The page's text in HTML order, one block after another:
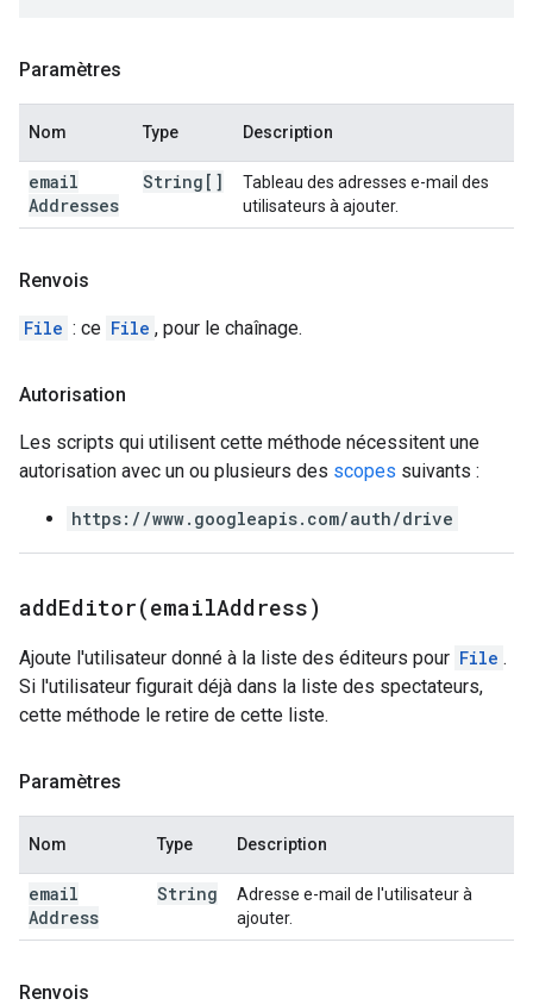
Paramètres
Nom Type Description
email
Addresses
String[]
Tableau des adresses e-mail des
utilisateurs à ajouter.
Renvois
File : ce File , pour le chaînage.
Autorisation
Les scripts qui utilisent cette méthode nécessitent une
autorisation avec un ou plusieurs des scopes suivants :
https://www.googleapis.com/auth/drive
addEditor(emailAddress)
Ajoute l'utilisateur donné à la liste des éditeurs pour File .
Si l'utilisateur figurait déjà dans la liste des spectateurs,
cette méthode le retire de cette liste.
Paramètres
Nom Type Description
email
Address
String
Adresse e-mail de l'utilisateur à
ajouter.
Renvois